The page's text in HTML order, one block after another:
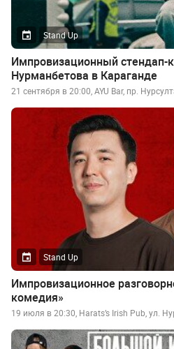
Stand Up
Импровизационный стендап-
Нурманбетова в Караганде
21 сентября в 20:00, AYU Bar, пр.
Stand Up
Импровизационное
комедия»
19 июля в 20:30, Harats’s Irish Pub, ул.